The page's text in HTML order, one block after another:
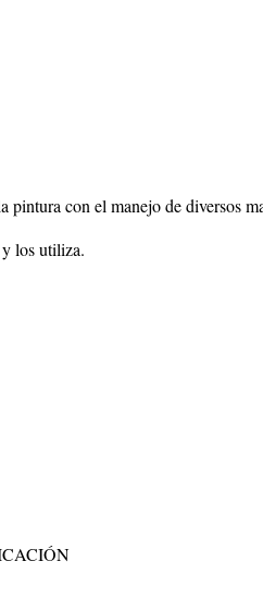
pintura con el manejo de diversos
los utiliza.